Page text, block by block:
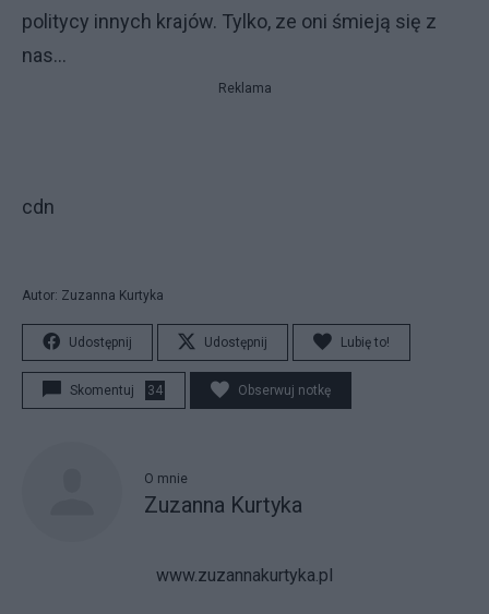
politycy innych krajów. Tylko, ze oni śmieją się z
nas...
Reklama
cdn
Autor: Zuzanna Kurtyka
Udostępnij Udostępnij Lubię to!
Skomentuj 34 Obserwuj notkę
O mnie
Zuzanna Kurtyka
www.zuzannakurtyka.pl